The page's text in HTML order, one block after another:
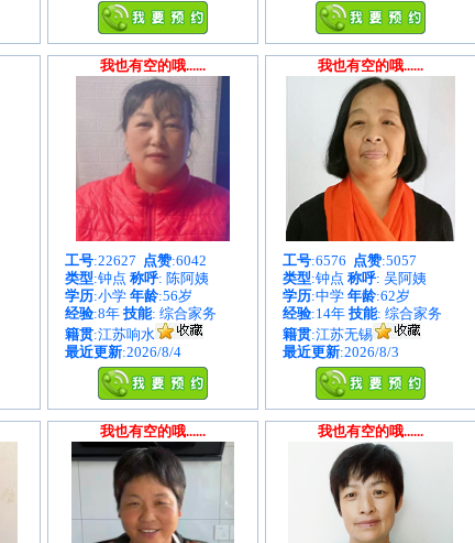
我也有空的哦......
工号:22627 点赞:6042
类型:钟点 称呼: 陈阿姨
学历:小学 年龄:56岁
经验:8年 技能: 综合家务
籍贯:江苏响水
最近更新:2026/8/4
我也有空的哦......
工号:6576 点赞:5057
类型:钟点 称呼: 吴阿姨
学历:中学 年龄:62岁
经验:14年 技能: 综合家务
籍贯:江苏无锡
最近更新:2026/8/3
我也有空的哦...... 我也有空的哦......